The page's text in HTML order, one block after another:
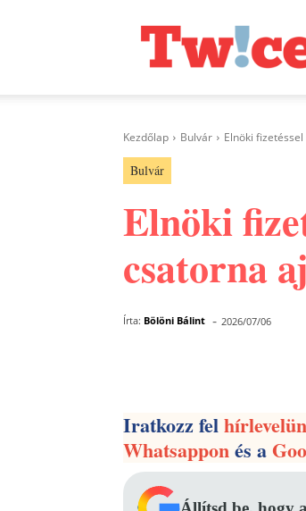
Kezdőlap Bulvár Elnöki
Bulvár
Elnöki
csatorna
Írta: Bölöni Bálint - 2026/07/06
Iratkozz fel
Whatsapponés a